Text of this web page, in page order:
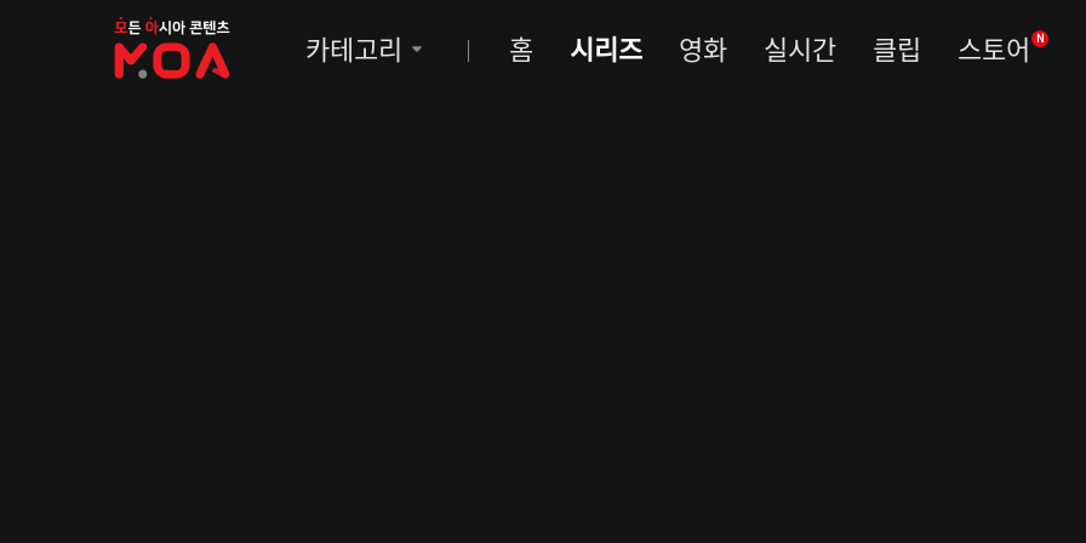
MOA
카테고리 홈 시리즈 영화 실시간 클립 스토어 N